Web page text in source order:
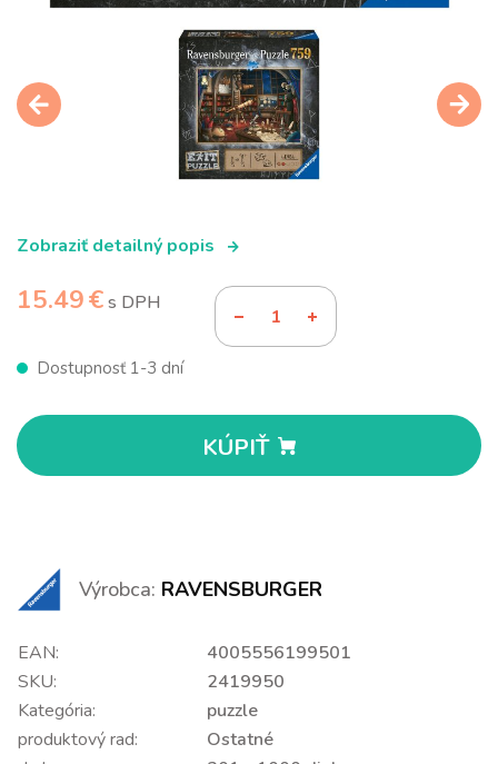
Zobraziť detailný popis
15.49 €s DPH
Dostupnosť 1-3 dní
KÚPIŤ
Výrobca: RAVENSBURGER
EAN:
4005556199501
SKU:
2419950
Kategória:
puzzle
produktový rad:
Ostatné